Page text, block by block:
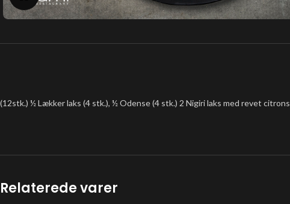
(12stk.) ½ Lækker laks (4 stk.), ½ Odense (4 stk.) 2 Nigiri laks med revet
Relaterede varer